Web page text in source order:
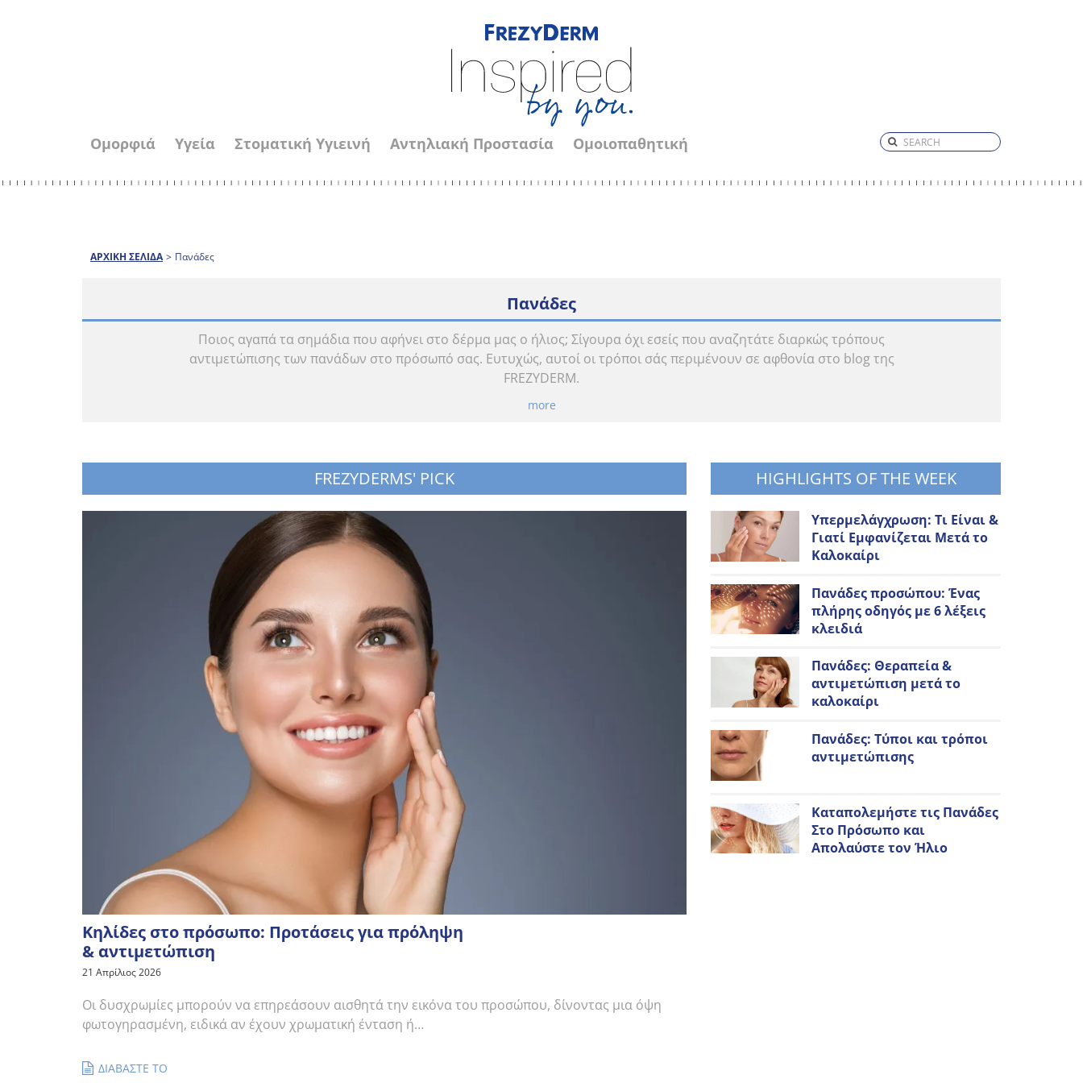
Ομορφιά Υγεία Στοματική Υγιεινή Αντηλιακή Προστασία Ομοιοπαθητική
ΑΡΧΙΚΗ ΣΕΛΙΔΑ > Πανάδες
Πανάδες
Ποιος αγαπά τα σημάδια που αφήνει στο δέρμα μας ο ήλιος; Σίγουρα όχι εσείς που αναζητάτε διαρκώς τρόπους
αντιμετώπισης των πανάδων στο πρόσωπό σας. Ευτυχώς, αυτοί οι τρόποι σάς περιμένουν σε αφθονία στο blog της
FREZYDERM.
more
FREZYDERMS' PICK
Κηλίδες στο πρόσωπο: Προτάσεις για πρόληψη
& αντιμετώπιση
21 Απρίλιος 2026
Οι δυσχρωμίες μπορούν να επηρεάσουν αισθητά την εικόνα του προσώπου, δίνοντας μια όψη
φωτογηρασμένη, ειδικά αν έχουν χρωματική ένταση ή…
ΔΙΑΒΑΣΤΕ ΤΟ
HIGHLIGHTS OF THE WEEK
Υπερμελάγχρωση: Τι Είναι &
Γιατί Εμφανίζεται Μετά το
Καλοκαίρι
Πανάδες προσώπου: Ένας
πλήρης οδηγός με 6 λέξεις
κλειδιά
Πανάδες: Θεραπεία &
αντιμετώπιση μετά το
καλοκαίρι
Πανάδες: Τύποι και τρόποι
αντιμετώπισης
Καταπολεμήστε τις Πανάδες
Στο Πρόσωπο και
Απολαύστε τον Ήλιο